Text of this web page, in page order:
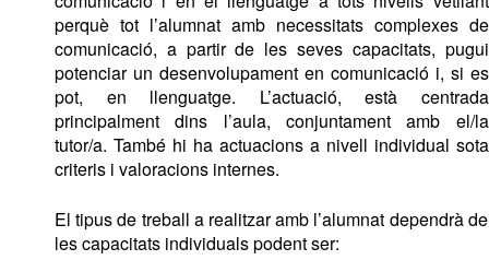
perquè tot l’alumnat amb necessitats complexes de
comunicació, a partir de les seves capacitats, pugui
potenciar un desenvolupament en comunicació i, si es
pot, en llenguatge. L’actuació, està centrada
principalment dins l’aula, conjuntament amb el/la
tutor/a. També hi ha actuacions a nivell individual sota
criteris i valoracions internes.
El tipus de treball a realitzar amb l’alumnat dependrà de
les capacitats individuals podent ser: